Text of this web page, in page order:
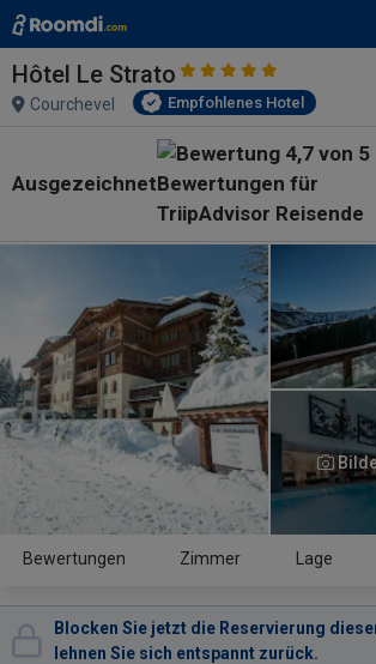
Hôtel Le Strato
Courchevel Empfohlenes Hotel
Ausgezeichnet
Bewertungen Zimmer Lage
Blocken Sie jetzt die Reservierung
lehnen Sie sich entspannt zurück.